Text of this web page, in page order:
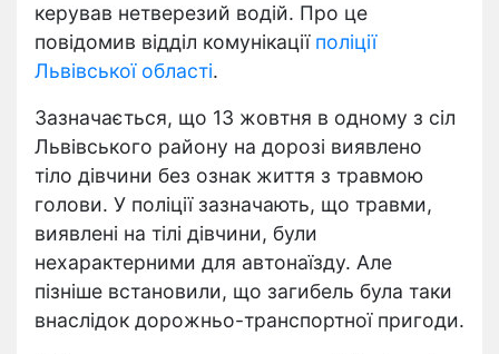
керував нетверезий водій. Про це
повідомив відділ комунікації поліції
Львівської області.
Зазначається, що 13 жовтня в одному з сіл
Львівського району на дорозі виявлено
тіло дівчини без ознак життя з травмою
голови. У поліції зазначають, що травми,
виявлені на тілі дівчини, були
нехарактерними для автонаїзду. Але
пізніше встановили, що загибель була таки
внаслідок дорожньо-транспортної пригоди.